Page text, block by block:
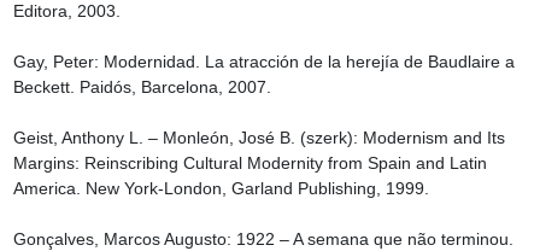
Editora, 2003.
Gay, Peter: Modernidad. La atracción de la herejía de Baudlaire a
Beckett. Paidós, Barcelona, 2007.
Geist, Anthony L. – Monleón, José B. (szerk): Modernism and Its
Margins: Reinscribing Cultural Modernity from Spain and Latin
America. New York-London, Garland Publishing, 1999.
Gonçalves, Marcos Augusto: 1922 – A semana que não terminou.